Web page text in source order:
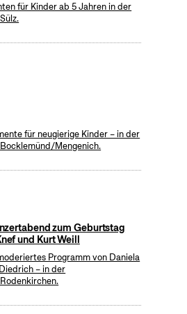
für Kinder ab 5 Jahren in der
für neugierige Kinder – in der
Mengenich.
zum Geburtstag
und Kurt Weill
Programm von Daniela
– in der